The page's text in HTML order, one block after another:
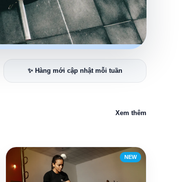
✨ Hàng mới cập nhật mỗi tuần
Xem thêm
NEW